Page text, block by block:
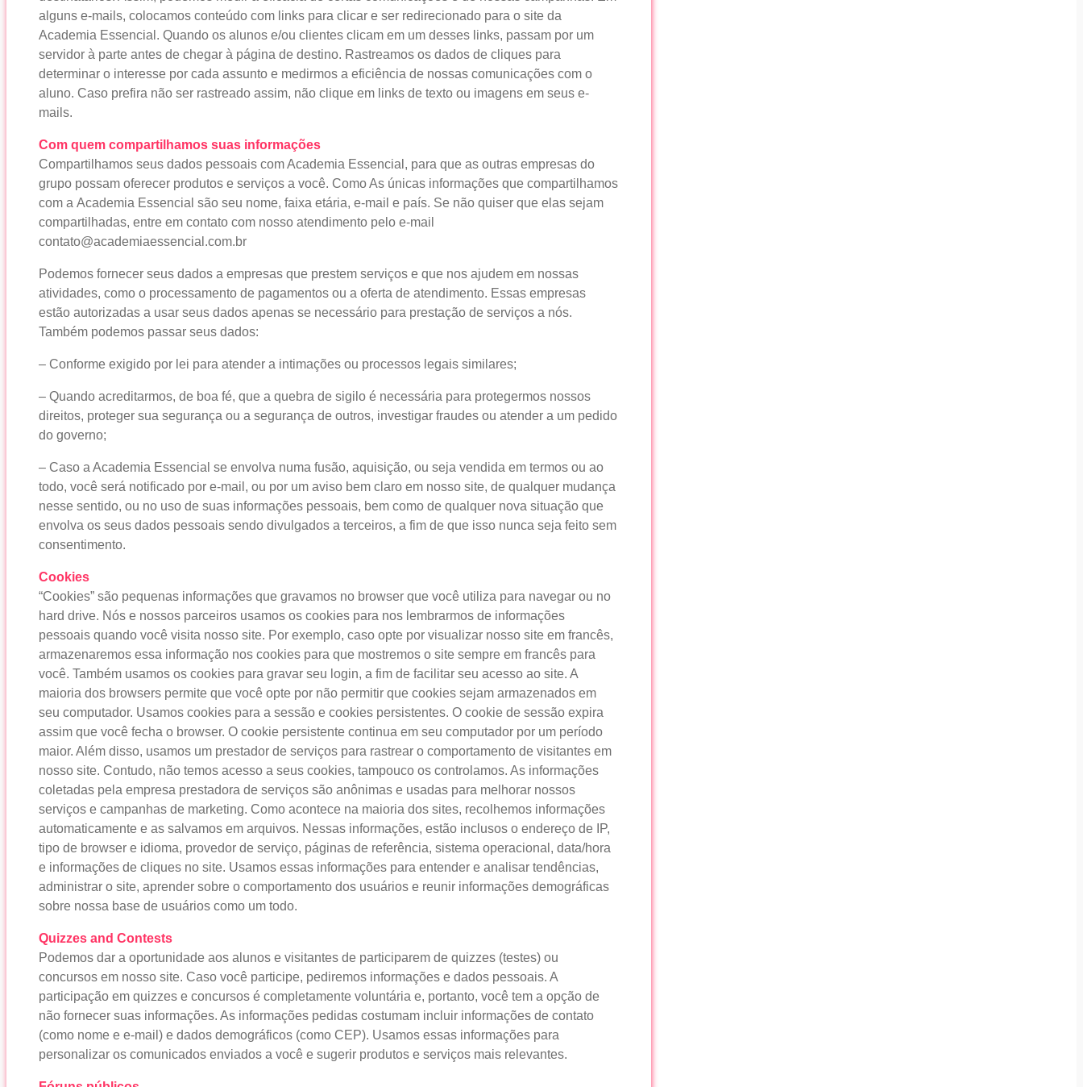
alguns e-mails, colocamos conteúdo com links para clicar e ser redirecionado para o site da
Academia Essencial. Quando os alunos e/ou clientes clicam em um desses links, passam por um
servidor à parte antes de chegar à página de destino. Rastreamos os dados de cliques para
determinar o interesse por cada assunto e medirmos a eficiência de nossas comunicações com o
aluno. Caso prefira não ser rastreado assim, não clique em links de texto ou imagens em seus e-
mails.
Com quem compartilhamos suas informações
Compartilhamos seus dados pessoais com Academia Essencial, para que as outras empresas do
grupo possam oferecer produtos e serviços a você. Como As únicas informações que compartilhamos
com a Academia Essencial são seu nome, faixa etária, e-mail e país. Se não quiser que elas sejam
compartilhadas, entre em contato com nosso atendimento pelo e-mail
contato@academiaessencial.com.br
Podemos fornecer seus dados a empresas que prestem serviços e que nos ajudem em nossas
atividades, como o processamento de pagamentos ou a oferta de atendimento. Essas empresas
estão autorizadas a usar seus dados apenas se necessário para prestação de serviços a nós.
Também podemos passar seus dados:
– Conforme exigido por lei para atender a intimações ou processos legais similares;
– Quando acreditarmos, de boa fé, que a quebra de sigilo é necessária para protegermos nossos
direitos, proteger sua segurança ou a segurança de outros, investigar fraudes ou atender a um pedido
do governo;
– Caso a Academia Essencial se envolva numa fusão, aquisição, ou seja vendida em termos ou ao
todo, você será notificado por e-mail, ou por um aviso bem claro em nosso site, de qualquer mudança
nesse sentido, ou no uso de suas informações pessoais, bem como de qualquer nova situação que
envolva os seus dados pessoais sendo divulgados a terceiros, a fim de que isso nunca seja feito sem
consentimento.
Cookies
“Cookies” são pequenas informações que gravamos no browser que você utiliza para navegar ou no
hard drive. Nós e nossos parceiros usamos os cookies para nos lembrarmos de informações
pessoais quando você visita nosso site. Por exemplo, caso opte por visualizar nosso site em francês,
armazenaremos essa informação nos cookies para que mostremos o site sempre em francês para
você. Também usamos os cookies para gravar seu login, a fim de facilitar seu acesso ao site. A
maioria dos browsers permite que você opte por não permitir que cookies sejam armazenados em
seu computador. Usamos cookies para a sessão e cookies persistentes. O cookie de sessão expira
assim que você fecha o browser. O cookie persistente continua em seu computador por um período
maior. Além disso, usamos um prestador de serviços para rastrear o comportamento de visitantes em
nosso site. Contudo, não temos acesso a seus cookies, tampouco os controlamos. As informações
coletadas pela empresa prestadora de serviços são anônimas e usadas para melhorar nossos
serviços e campanhas de marketing. Como acontece na maioria dos sites, recolhemos informações
automaticamente e as salvamos em arquivos. Nessas informações, estão inclusos o endereço de IP,
tipo de browser e idioma, provedor de serviço, páginas de referência, sistema operacional, data/hora
e informações de cliques no site. Usamos essas informações para entender e analisar tendências,
administrar o site, aprender sobre o comportamento dos usuários e reunir informações demográficas
sobre nossa base de usuários como um todo.
Quizzes and Contests
Podemos dar a oportunidade aos alunos e visitantes de participarem de quizzes (testes) ou
concursos em nosso site. Caso você participe, pediremos informações e dados pessoais. A
participação em quizzes e concursos é completamente voluntária e, portanto, você tem a opção de
não fornecer suas informações. As informações pedidas costumam incluir informações de contato
(como nome e e-mail) e dados demográficos (como CEP). Usamos essas informações para
personalizar os comunicados enviados a você e sugerir produtos e serviços mais relevantes.